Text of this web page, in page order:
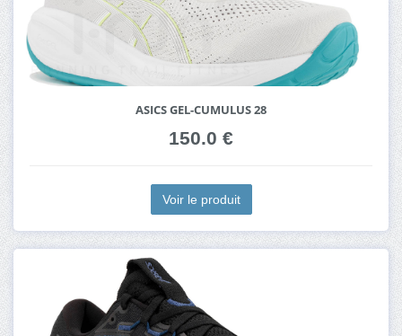
ASICS GEL-CUMULUS 28
150.0 €
Voir le produit